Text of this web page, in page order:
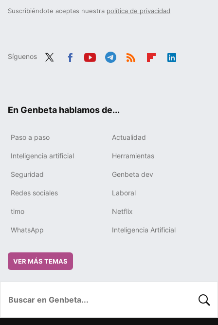
Suscribiéndote aceptas nuestra política de privacidad
Síguenos
En Genbeta hablamos de...
Paso a paso Actualidad
Inteligencia artificial Herramientas
Seguridad Genbeta dev
Redes sociales Laboral
timo Netflix
WhatsApp Inteligencia Artificial
VER MÁS TEMAS